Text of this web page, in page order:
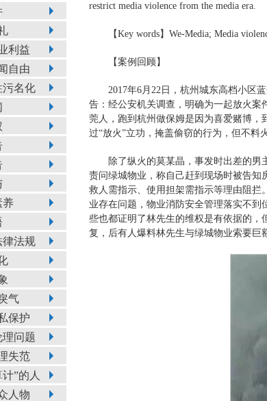
利益
自由
污名化
养
律法规
气
保护
理问题
失范
”的人
人物
restrict media violence from the media era.
【Key words】We-Media; Media
【案例回顾】
2017年6月22日，杭州城东高档小区
告：经公安机关调查，明确为一起放火案
莞人，跑到杭州做保姆是因为喜爱赌博，
过“放火”立功，掩盖偷窃的行为，但不料
除了纵火的莫某晶，事发时出差的
责问绿城物业，称自己赶到现场时被告知
救人需指示、使用担架需指示等理由阻
业存在问题，物业消防安全管理落实不
些也都证明了林先生的维权是有依据的，
复，后有人爆料林先生与绿城物业索要巨